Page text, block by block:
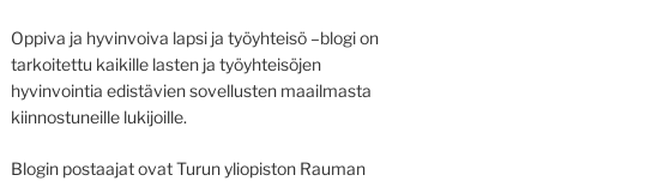
Oppiva ja hyvinvoiva lapsi ja työyhteisö –blogi on
tarkoitettu kaikille lasten ja työyhteisöjen
hyvinvointia edistävien sovellusten maailmasta
kiinnostuneille lukijoille.
Blogin postaajat ovat Turun yliopiston Rauman